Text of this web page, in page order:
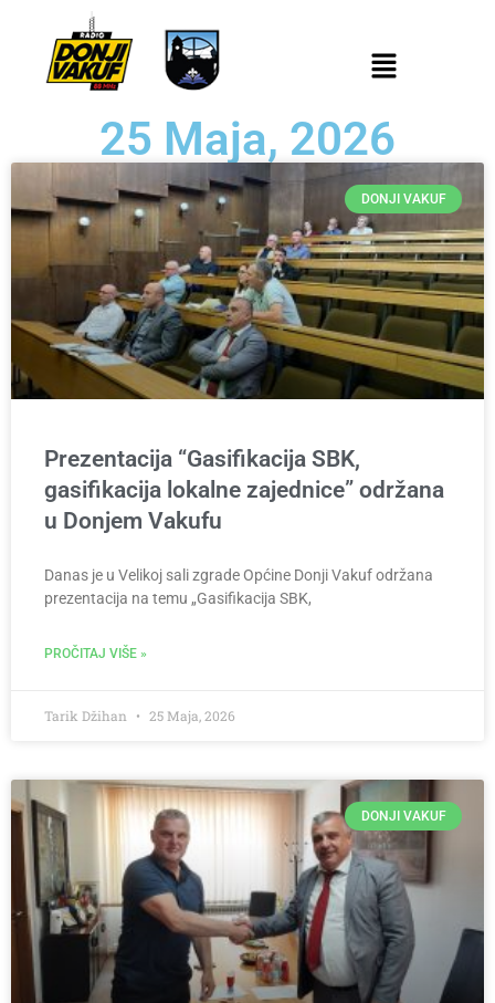
25 Maja, 2026
DONJI VAKUF
Prezentacija “Gasifikacija SBK,
gasifikacija lokalne zajednice” održana
u Donjem Vakufu
Danas je u Velikoj sali zgrade Općine Donji Vakuf održana
prezentacija na temu „Gasifikacija SBK,
PROČITAJ VIŠE »
Tarik Džihan 25 Maja, 2026
DONJI VAKUF